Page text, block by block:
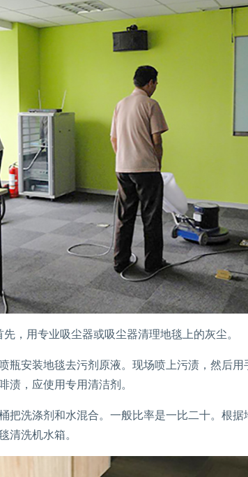
，用专业吸尘器或吸尘器清理地毯上的灰尘。
瓶安装地毯去污剂原液。现场喷上污渍，然后用
渍，应使用专用清洁剂。
把洗涤剂和水混合。一般比率是一比二十。根
清洗机水箱。